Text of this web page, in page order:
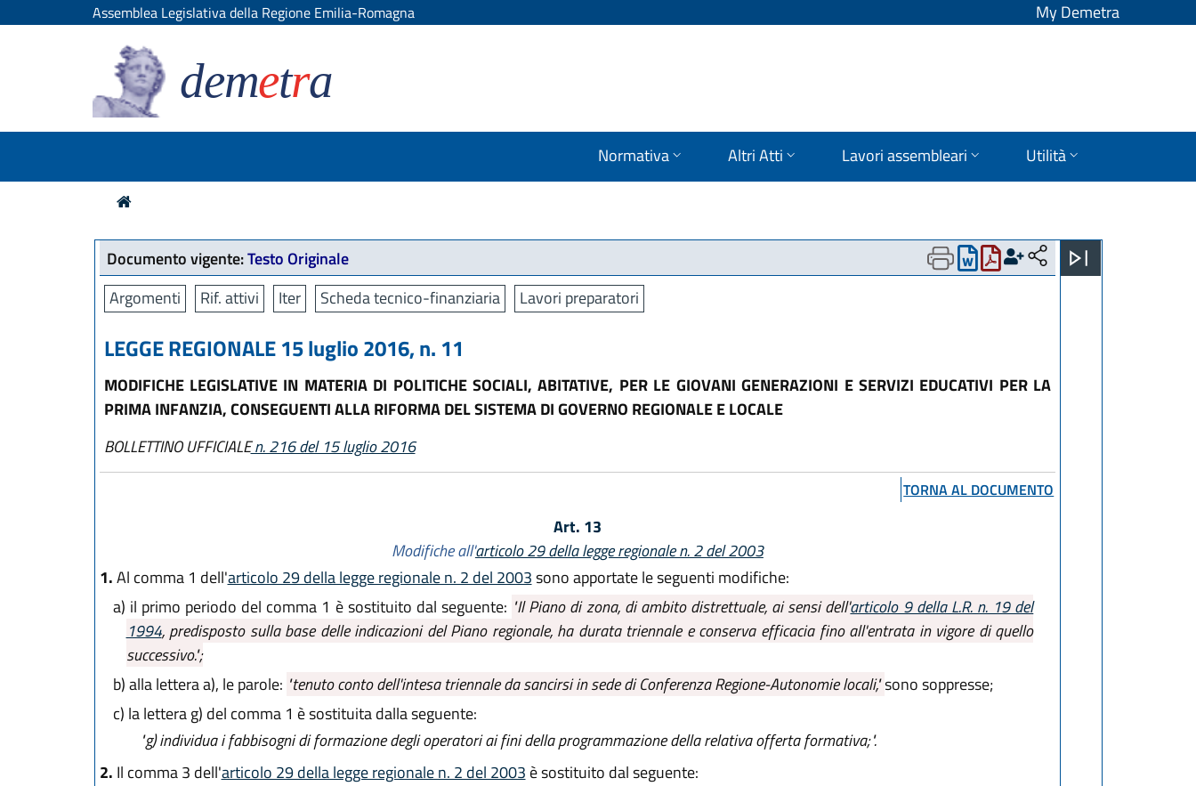
Assemblea Legislativa della Regione Emilia-Romagna My Demetra
demetra
Normativa Altri Atti Lavori assembleari Utilità
Documento vigente:Testo Originale
Argomenti
Rif. attivi Iter Scheda tecnico-finanziaria Lavori preparatori
LEGGE REGIONALE 15 luglio 2016, n. 11
MODIFICHE LEGISLATIVE IN MATERIA DI POLITICHE SOCIALI, ABITATIVE, PER LE GIOVANI GENERAZIONI E SERVIZI EDUCATIVI PER LA
PRIMA INFANZIA, CONSEGUENTI ALLA RIFORMA DEL SISTEMA DI GOVERNO REGIONALE E LOCALE
BOLLETTINO UFFICIALEn. 216 del 15 luglio 2016
TORNA AL DOCUMENTO
Art. 13
Modifiche all'articolo 29 della legge regionale n. 2 del 2003
1.Al comma 1 dell'articolo 29 della legge regionale n. 2 del 2003sono apportate le seguenti modifiche:
a) il primo periodo del comma 1 è sostituito dal seguente: "Il Piano di zona, di ambito distrettuale, ai sensi dell'articolo 9 della L.R. n. 19 del
1994, predisposto sulla base delle indicazioni del Piano regionale, ha durata triennale e conserva efficacia fino all'entrata in vigore di quello
successivo.";
b)alla lettera a), le parole: "tenuto conto dell'intesa triennale da sancirsi in sede di Conferenza Regione-Autonomie locali,"sono soppresse;
c) la lettera g) del comma 1 è sostituita dalla seguente:
"g)individua i fabbisogni di formazione degli operatori ai fini della programmazione della relativa offerta formativa;".
2. Il comma 3 dell'articolo 29 della legge regionale n. 2 del 2003 è sostituito dal seguente: